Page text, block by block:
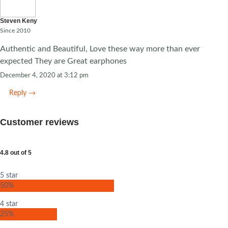
Steven Keny
Since 2010
Authentic and Beautiful, Love these way more than ever
expected They are Great earphones
December 4, 2020 at 3:12 pm
Reply
Customer reviews
4.8 out of 5
5 star
50%
4 star
25%